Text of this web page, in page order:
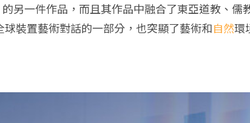
另一件作品，而且其作品中融合了東亞道教、
裝置藝術對話的一部分，也突顯了藝術和自然環